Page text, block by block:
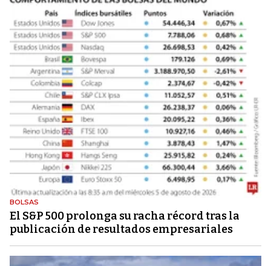
BOLSAS
El S&P 500 prolonga su racha récord tras la
publicación de resultados empresariales